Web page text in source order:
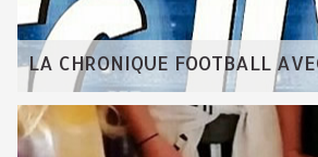
LA CHRONIQUE FOOTBALL